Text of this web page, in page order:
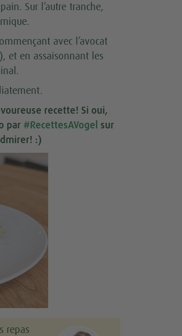
Sur l’autre tranche,
avec l’avocat
et en assaisonnant les
recette! Si oui,
par #RecettesAVogel sur
:)
repas